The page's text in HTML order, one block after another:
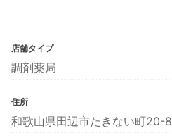
店舗タイプ
調剤薬局
住所
和歌山県田辺市たきない町20-8